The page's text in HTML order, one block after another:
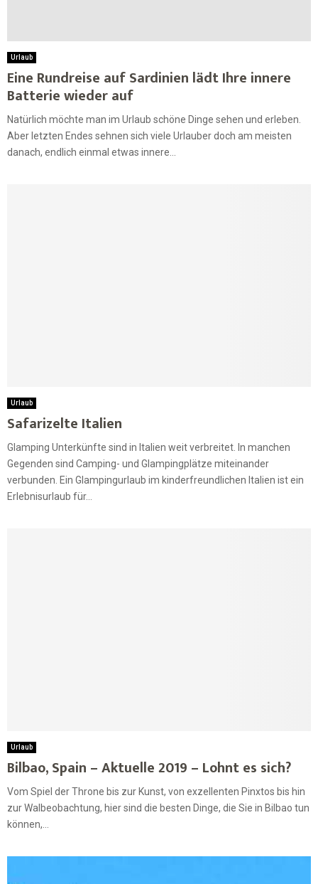
Urlaub
Eine Rundreise auf Sardinien lädt Ihre innere
Batterie wieder auf
Natürlich möchte man im Urlaub schöne Dinge sehen und erleben.
Aber letzten Endes sehnen sich viele Urlauber doch am meisten
danach, endlich einmal etwas innere...
Urlaub
Safarizelte Italien
Glamping Unterkünfte sind in Italien weit verbreitet. In manchen
Gegenden sind Camping- und Glampingplätze miteinander
verbunden. Ein Glampingurlaub im kinderfreundlichen Italien ist ein
Erlebnisurlaub für...
Urlaub
Bilbao, Spain – Aktuelle 2019 – Lohnt es sich?
Vom Spiel der Throne bis zur Kunst, von exzellenten Pinxtos bis hin
zur Walbeobachtung, hier sind die besten Dinge, die Sie in Bilbao tun
können,...